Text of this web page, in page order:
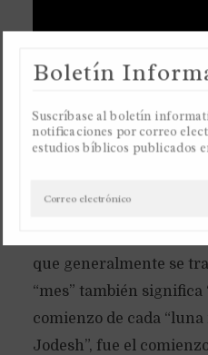
El antiguo calendario
únicamente en la
que generalmente se
“mes” también significa
comienzo de cada “luna
Jodesh”, fue el
Boletín
Suscríbase al boletín
notificaciones por correo
estudios bíblicos publicados